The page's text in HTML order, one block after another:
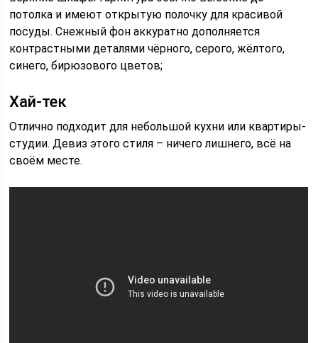
потолка и имеют открытую полочку для красивой
посуды. Снежный фон аккуратно дополняется
контрастными деталями чёрного, серого, жёлтого,
синего, бирюзового цветов;
Хай-тек
Отлично подходит для небольшой кухни или квартиры-
студии. Девиз этого стиля – ничего лишнего, всё на
своём месте.